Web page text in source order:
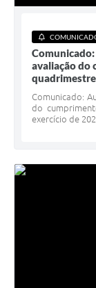
avaliação do
Comunicado:
do
exercício de